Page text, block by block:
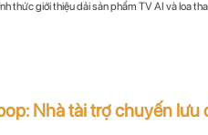
thức giới thiệu dải sản phẩm TV AI và loa
Nhà tài trợ chuyến lưu